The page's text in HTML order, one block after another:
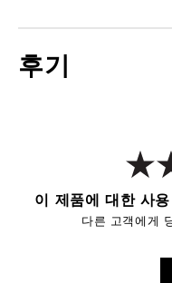
후기
이 제품에 대한 사
다른 고객에게